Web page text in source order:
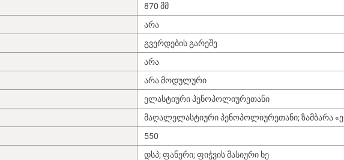
870 მმ
არა
გვერდების გარეშე
არა
არა მოდულური
ელასტიური პენოპოლიურეთანი
მაღალელასტიური პენოპოლიურეთანი; ზამბარა
550
დსპ; ფანერი; ფიჭვის მასიური ხე